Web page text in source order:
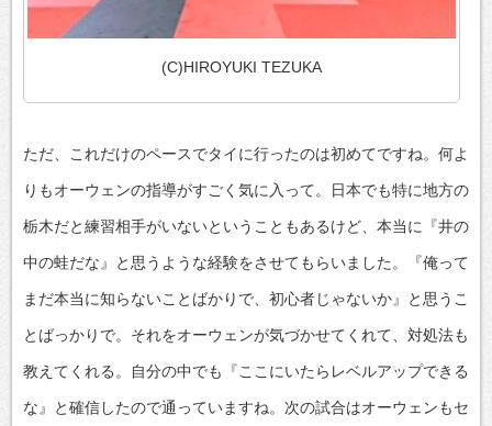
(C)HIROYUKI TEZUKA
ただ、これだけのペースでタイに行ったのは初めてですね。何よ
りもオーウェンの指導がすごく気に入って。日本でも特に地方の
栃木だと練習相手がいないということもあるけど、本当に『井の
中の蛙だな』と思うような経験をさせてもらいました。『俺って
まだ本当に知らないことばかりで、初心者じゃないか』と思うこ
とばっかりで。それをオーウェンが気づかせてくれて、対処法も
教えてくれる。自分の中でも『ここにいたらレベルアップできる
な』と確信したので通っていますね。次の試合はオーウェンもセ